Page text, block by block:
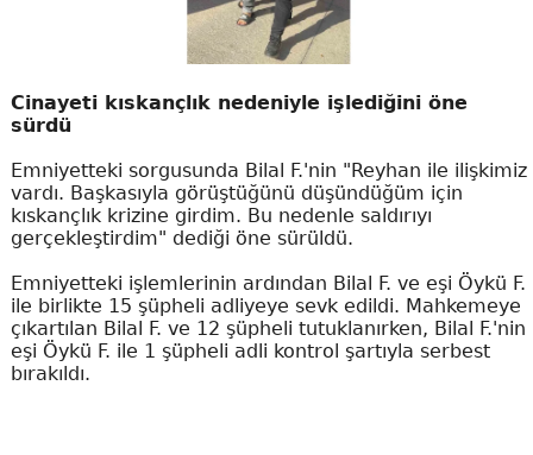
Cinayeti kıskançlık nedeniyle işlediğini öne
sürdü
Emniyetteki sorgusunda Bilal F.'nin "Reyhan ile ilişkimiz
vardı. Başkasıyla görüştüğünü düşündüğüm için
kıskançlık krizine girdim. Bu nedenle saldırıyı
gerçekleştirdim" dediği öne sürüldü.
Emniyetteki işlemlerinin ardından Bilal F. ve eşi Öykü F.
ile birlikte 15 şüpheli adliyeye sevk edildi. Mahkemeye
çıkartılan Bilal F. ve 12 şüpheli tutuklanırken, Bilal F.'nin
eşi Öykü F. ile 1 şüpheli adli kontrol şartıyla serbest
bırakıldı.